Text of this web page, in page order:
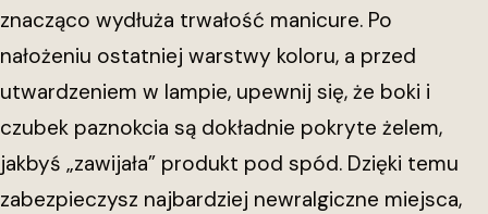
znacząco wydłuża trwałość manicure. Po
nałożeniu ostatniej warstwy koloru, a przed
utwardzeniem w lampie, upewnij się, że boki i
czubek paznokcia są dokładnie pokryte żelem,
jakbyś „zawijała” produkt pod spód. Dzięki temu
zabezpieczysz najbardziej newralgiczne miejsca,